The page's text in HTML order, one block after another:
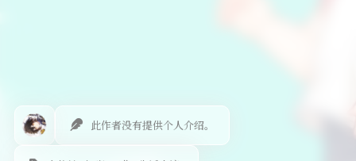
此作者没有提供个人介绍。